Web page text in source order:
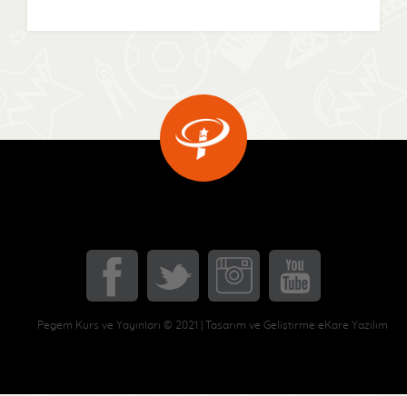
Pegem Kurs ve Yayınları © 2021 | Tasarım ve Geliştirme eKare Yazılım